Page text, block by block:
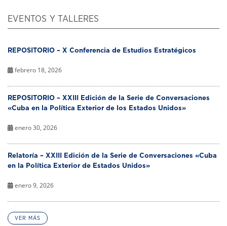
EVENTOS Y TALLERES
REPOSITORIO – X Conferencia de Estudios Estratégicos
febrero 18, 2026
REPOSITORIO – XXIII Edición de la Serie de Conversaciones
«Cuba en la Política Exterior de los Estados Unidos»
enero 30, 2026
Relatoría – XXIII Edición de la Serie de Conversaciones «Cuba
en la Política Exterior de Estados Unidos»
enero 9, 2026
VER MÁS